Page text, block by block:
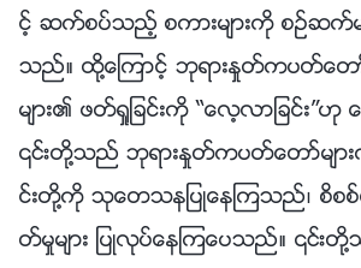
င့္ ဆက္စပ္သည့္ စကားမ်ားကို စဥ္ဆက္မျ
သည္။ ထို႔ေၾကာင့္ ဘုရားႏႈတ္ကပတ္ေ
မ်ား၏ ဖတ္ရႈျခင္းကို “ေလ့လာျခင္း”ဟု
၎တို႔သည္ ဘုရားႏႈတ္ကပတ္ေတာ္မ်ား
င္းတို႔ကို သုေတသနျပဳေနၾကသည္၊ စိစစ္
တ္မႈမ်ား ျပဳလုပ္ေနၾကေပသည္။ ၎